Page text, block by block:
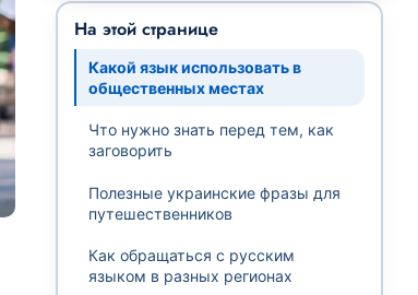
На этой странице
Какой язык использовать в
общественных местах
Что нужно знать перед тем, как
заговорить
Полезные украинские фразы для
путешественников
Как обращаться с русским
языком в разных регионах